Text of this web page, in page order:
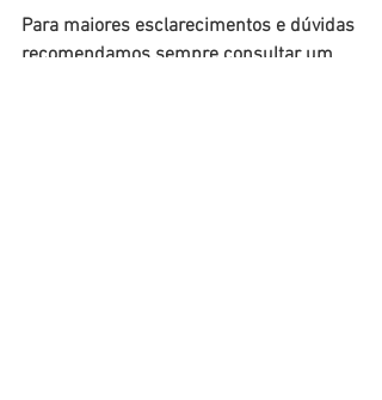
Para maiores esclarecimentos e dúvidas
recomendamos sempre consultar um